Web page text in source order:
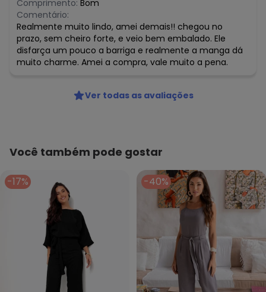
Comprimento: Bom
Comentário:
Realmente muito lindo, amei demais!! chegou no
prazo, sem cheiro forte, e veio bem embalado. Ele
disfarça um pouco a barriga e realmente a manga dá
muito charme. Amei a compra, vale muito a pena.
Ver todas as avaliações
Você também pode gostar
-17% -40%